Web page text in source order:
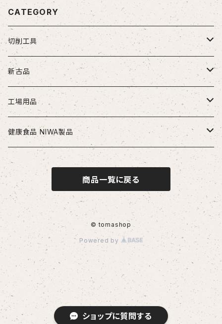
ショップに質問する
CATEGORY
切削工具
ドリル
ソリッドドリル（超硬/ハイス/他）
段付きドリル・座繰りドリル
ヘッド交換式ドリル
ヘッド交換式ドリル用ホルダ
刃先交換式ドリル用チップ
刃先交換式ドリル用ホルダ
センタリングドリル・センタードリル・スポットドリル
エンドミル
超硬エンドミル
ハイスエンドミル
タップ
ハンドタップ
スパイラルタップ
ポイントタップ
ロールタップ
リーマ
ストレートリーマ・ハンドリーマ
スパイラルリーマ・ヘリカルリーマ
テーパリーマ
チップ
外径用・内径用チップ
溝入れ用・突っ切り用チップ
ねじ切り用チップ（旋盤）
新古品
お得セット品
切削工具
ドリル
エンドミル
タップ
リーマ
サイドカッター
配管部品
継手
治具
コレット
測定工具
コンベックス・巻尺
ノギス・定規
作業工具
カッター
ソケット
その他
工場用品
安全・保護用品
ヘルメット
健康食品 NIWA製品
ニワメイツ21 [送料無料]
ニワAOAFスペシャル[送料無料]
ロイヤルセレクト [送料無料]
商品一覧に戻る
© tomashop
Powered by